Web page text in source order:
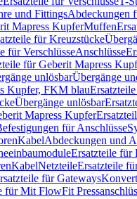
und FittingsAbdeckungen
Mapress KupferMuffen
für Kreuzstücke
für VerschlüsseAnschlüsse
für Geberit Mapress
unlösbarÜbergänge
Kupfer, FKM blau
Übergänge unlösbar
Mapress Kupfer
für Anschlüsse
KabelAbdeckungen und
Ersatzteile für
KabelNetzteileErsatzteile
für Gateways
für Mit FlowFit